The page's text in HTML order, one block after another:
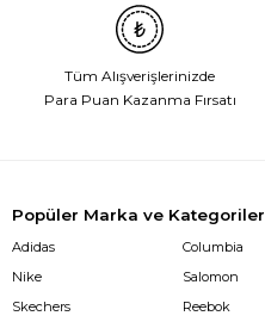
Tüm Alışverişlerinizde
Para Puan Kazanma Fırsatı
Popüler Marka ve Kategoriler
Adidas
Nike
Skechers
Columbia
Salomon
Reebok